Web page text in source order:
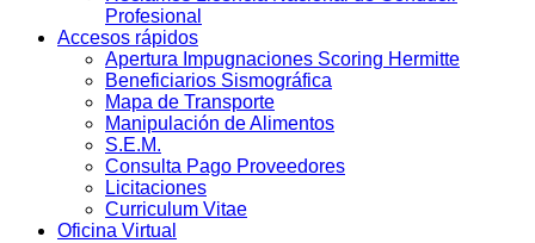
Profesional
Accesos rápidos
Apertura Impugnaciones Scoring Hermitte
Beneficiarios Sismográfica
Mapa de Transporte
Manipulación de Alimentos
S.E.M.
Consulta Pago Proveedores
Licitaciones
Curriculum Vitae
Oficina Virtual